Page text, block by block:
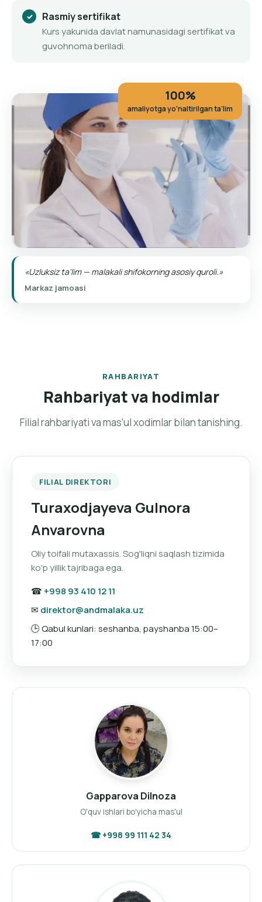
Rasmiy sertifikat
Kurs yakunida davlat namunasidagi sertifikat va
guvohnoma beriladi.
«Uzluksiz ta'lim — malakali shifokorning asosiy quroli.»
Markaz jamoasi
100%
amaliyotga yo'naltirilgan ta'lim
RAHBARIYAT
Rahbariyat va hodimlar
Filial rahbariyati va mas'ul xodimlar bilan tanishing.
FILIAL DIREKTORI
Turaxodjayeva Gulnora
Anvarovna
Oliy toifali mutaxassis. Sog'liqni saqlash tizimida
ko'p yillik tajribaga ega.
☎ +998 93 410 12 11
✉ direktor@andmalaka.uz
🕒 Qabul kunlari: seshanba, payshanba 15:00–
17:00
Gapparova Dilnoza
O'quv ishlari bo'yicha mas'ul
☎ +998 99 111 42 34